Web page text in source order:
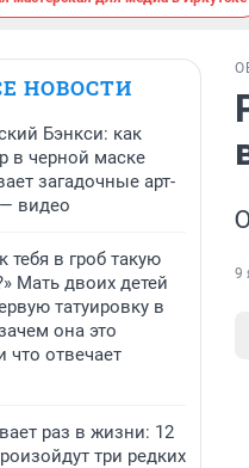
НОВОСТИ
Бэнкси: как
в черной маске
загадочные арт-
видео
тебя в гроб такую
Мать двоих детей
татуировку в
она это
что отвечает
раз в жизни: 12
три редких
9